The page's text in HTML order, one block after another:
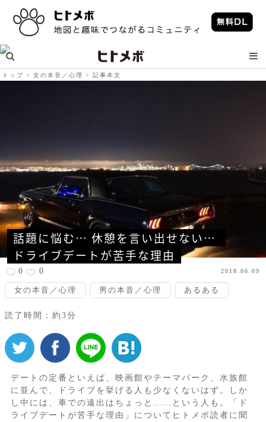
トップ 女の本音／心理 記事本文
話題に悩む… 休憩を言い出せない…
ドライブデートが苦手な理由
0 0 2018.06.09
女の本音／心理 男の本音／心理 あるある
読了時間：約3分
デートの定番といえば、映画館やテーマパーク、水族館
に並んで、ドライブを挙げる人も少なくないはず。しか
し中には、車での遠出はちょっと……という人も。「ド
ライブデートが苦手な理由」についてヒトメボ読者に聞